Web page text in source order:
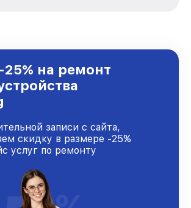
Петербурге, постоянно
доверия и лояльности
на ремонт
записи с сайта,
скидку в размере -25%
услуг по ремонту